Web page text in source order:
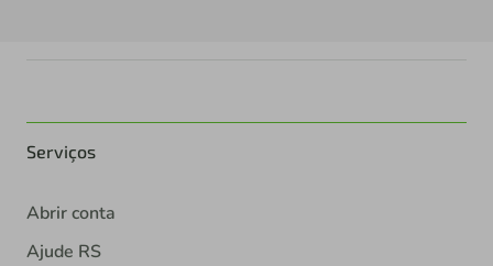
Serviços
Abrir conta
Ajude RS